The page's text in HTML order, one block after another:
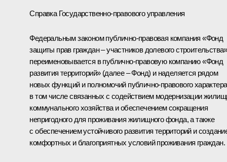
Справка Государственно-правового управления
Федеральным законом публично-правовая компания «Фонд
защиты прав граждан – участников долевого строительства»
переименовывается в публично-правовую компанию «Фонд
развития территорий» (далее – Фонд) и наделяется рядом
новых функций и полномочий публично-правового
в том числе связанных с содействием модернизации
коммунального хозяйства и обеспечением сокращения
непригодного для проживания жилищного фонда, а также
с обеспечением устойчивого развития территорий и
комфортных и благоприятных условий проживания граждан.